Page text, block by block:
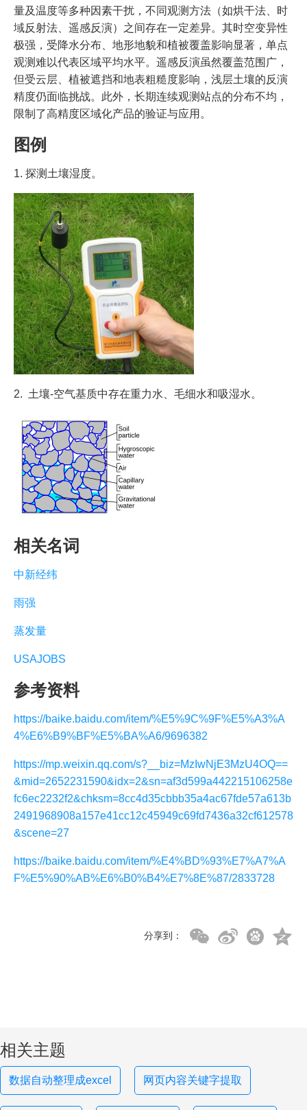
量及温度等多种因素干扰，不同观测方法（如烘干法、时
域反射法、遥感反演）之间存在一定差异。其时空变异性
极强，受降水分布、地形地貌和植被覆盖影响显著，单点
观测难以代表区域平均水平。遥感反演虽然覆盖范围广，
但受云层、植被遮挡和地表粗糙度影响，浅层土壤的反演
精度仍面临挑战。此外，长期连续观测站点的分布不均，
限制了高精度区域化产品的验证与应用。
图例
1. 探测土壤湿度。
2. 土壤-空气基质中存在重力水、毛细水和吸湿水。
相关名词
中新经纬
雨强
蒸发量
USAJOBS
参考资料
https://baike.baidu.com/item/%E5%9C%9F%E5%A3%A
4%E6%B9%BF%E5%BA%A6/9696382
https://mp.weixin.qq.com/s?__biz=MzIwNjE3MzU4OQ==
&mid=2652231590&idx=2&sn=af3d599a442215106258e
fc6ec2232f2&chksm=8cc4d35cbbb35a4ac67fde57a613b
2491968908a157e41cc12c45949c69fd7436a32cf612578
&scene=27
https://baike.baidu.com/item/%E4%BD%93%E7%A7%A
F%E5%90%AB%E6%B0%B4%E7%8E%87/2833728
分享到：
相关主题
数据自动整理成excel 网页内容关键字提取